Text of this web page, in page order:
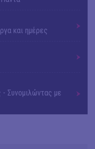
και ημέρες
Συνομιλώντας με